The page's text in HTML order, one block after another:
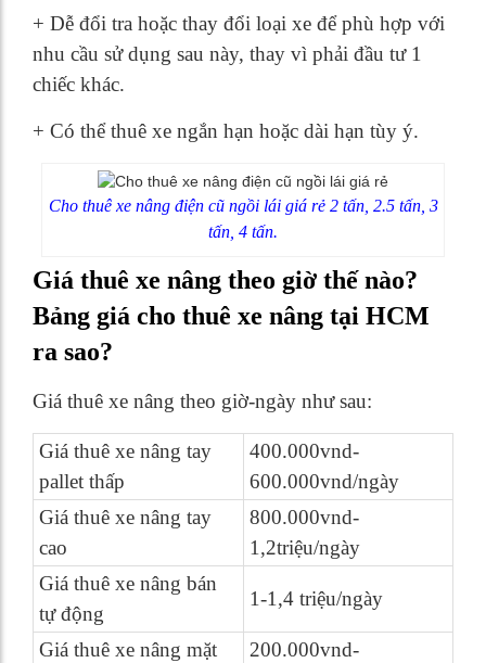
+ Dễ đổi tra hoặc thay đổi loại xe để phù hợp với
nhu cầu sử dụng sau này, thay vì phải đầu tư 1
chiếc khác.
+ Có thể thuê xe ngắn hạn hoặc dài hạn tùy ý.
Cho thuê xe nâng điện cũ ngồi lái giá rẻ 2 tấn, 2.5 tấn, 3
tấn, 4 tấn.
Giá thuê xe nâng theo giờ thế nào?
Bảng giá cho thuê xe nâng tại HCM
ra sao?
Giá thuê xe nâng theo giờ-ngày như sau:
Giá thuê xe nâng tay
pallet thấp
400.000vnd-
600.000vnd/ngày
Giá thuê xe nâng tay
cao
800.000vnd-
1,2triệu/ngày
Giá thuê xe nâng bán
tự động
1-1,4 triệu/ngày
Giá thuê xe nâng mặt
200.000vnd-